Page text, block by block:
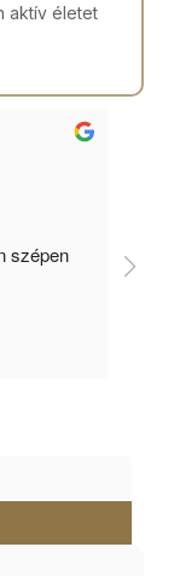
aktív életet
szépen